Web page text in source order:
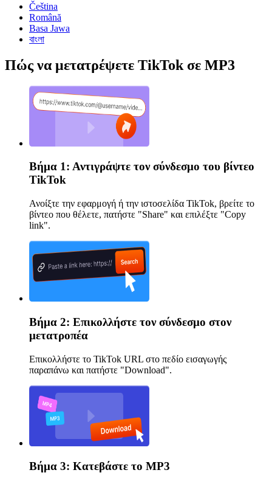
Čeština
Română
Basa Jawa
বাংলা
Πώς να μετατρέψετε TikTok σε MP3
Βήμα 1: Αντιγράψτε τον σύνδεσμο του βίντεο
TikTok
Ανοίξτε την εφαρμογή ή την ιστοσελίδα TikTok, βρείτε το
βίντεο που θέλετε, πατήστε "Share" και επιλέξτε "Copy
link".
Βήμα 2: Επικολλήστε τον σύνδεσμο στον
μετατροπέα
Επικολλήστε το TikTok URL στο πεδίο εισαγωγής
παραπάνω και πατήστε "Download".
Βήμα 3: Κατεβάστε το MP3